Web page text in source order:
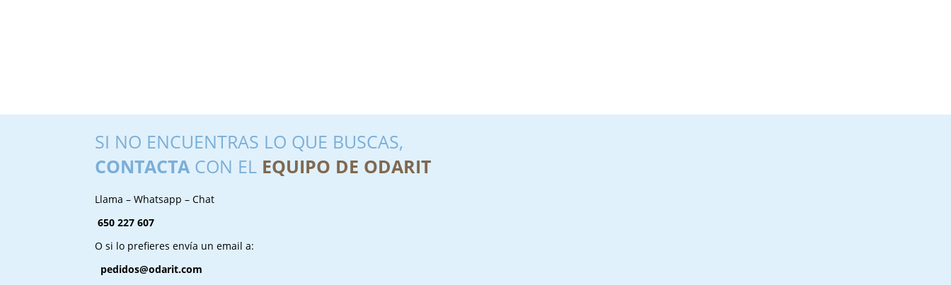
SI NO ENCUENTRAS LO QUE BUSCAS,
CONTACTA CON EL EQUIPO DE ODARIT
Llama – Whatsapp – Chat
650 227 607
O si lo prefieres envía un email a:
pedidos@odarit.com